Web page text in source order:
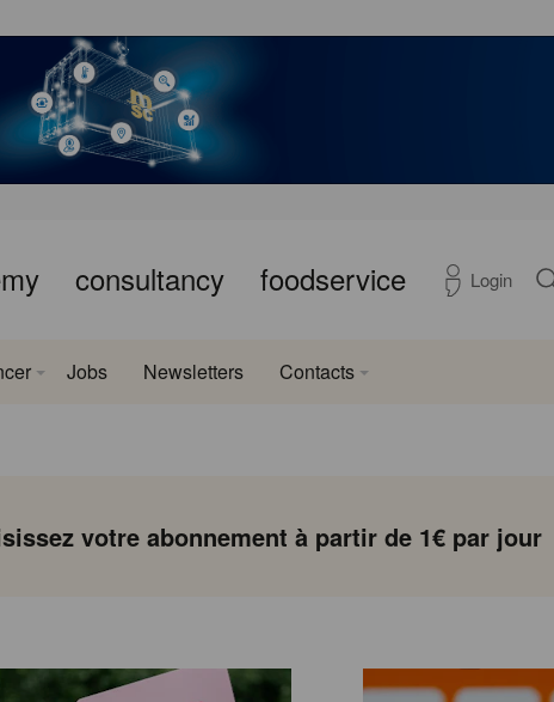
consultancy foodservice Login
Jobs Newsletters Contacts
votre abonnement à partir de 1€ par jour